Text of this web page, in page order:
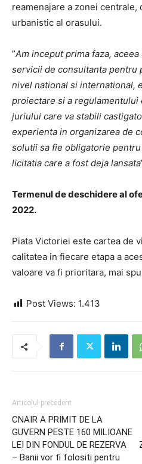
reamenajare a zonei
urbanistic al orasului.
”Am inceput prima faza,
servicii de consultanta pentru
nivel national si international,
proiectare si a regulamentului
juriului care va stabili
experienta in organizarea de
solutii sa fie obligatorie
licitatia care a fost deja lansata
Termenul de deschidere al
2022.
Piata Victoriei este cartea de
calitatea in fiecare etapa a
valoare va fi prioritara, mai
Post Views: 1.413
Articolul precedent
CNAIR A PRIMIT DE LA
GUVERN PESTE 160 MILIOANE
LEI DIN FONDUL DE REZERVA
– Banii vor fi folositi pentru